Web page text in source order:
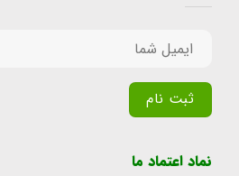
نماد اعتماد ما